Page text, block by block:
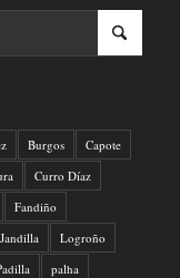
Burgos
Capote
Curro Díaz
Fandiño
Jandilla
Logroño
palha